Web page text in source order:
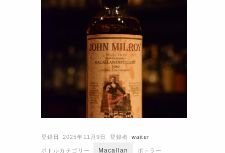
登録日 2025年11月9日 登録者 waiter
ボトルカテゴリー Macallan ボトラー